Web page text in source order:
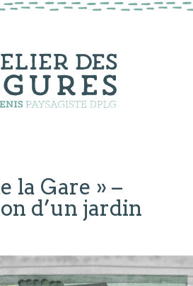
la Gare » –
d’un jardin